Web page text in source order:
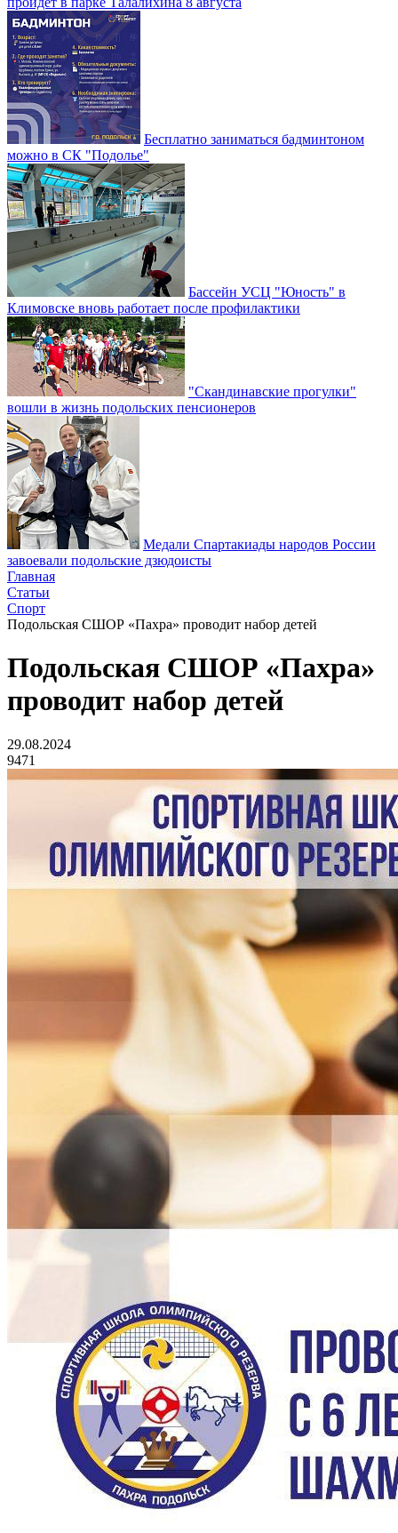
Бесплатно заниматься бадминтоном
можно в СК "Подолье"
Бассейн УСЦ "Юность" в
Климовске вновь работает после профилактики
"Скандинавские прогулки"
вошли в жизнь подольских пенсионеров
Медали Спартакиады народов России
завоевали подольские дзюдоисты
Главная
Статьи
Спорт
Подольская СШОР «Пахра» проводит набор детей
Подольская СШОР «Пахра»
проводит набор детей
29.08.2024
9471